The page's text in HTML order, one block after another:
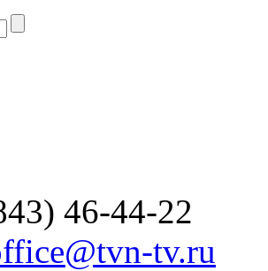
46-44-22
tv.ru